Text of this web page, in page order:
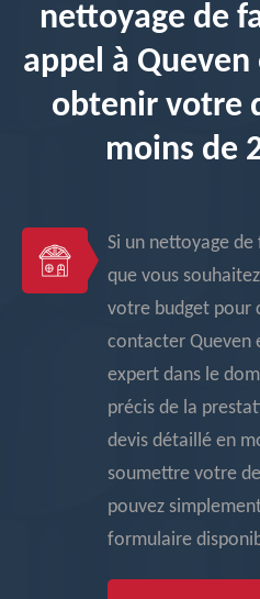
nettoyage de
appel à
obtenir votre
moins de
Si un nettoyage
que vous
votre budget pour
contacter Queven
expert dans le
précis de la
devis détaillé en
soumettre votre
pouvez
formulaire